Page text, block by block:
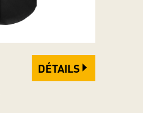
DÉTAILS